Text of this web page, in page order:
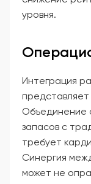
уровня.
Интеграция
Объединение
запасов с
требует
Синергия
может не